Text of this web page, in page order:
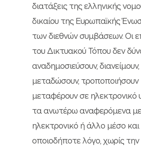
διατάξεις της ελληνικής
δικαίου της Ευρωπαϊκής
των διεθνών συμβάσεων. Οι
του Δικτυακού Τόπου δεν
αναδημοσιεύσουν,
μεταδώσουν, τροποποιήσουν
μεταφέρουν σε ηλεκτρονικό
τα ανωτέρω αναφερόμενα
ηλεκτρονικό ή άλλο μέσο και
οποιοδήποτε λόγο, χωρίς την